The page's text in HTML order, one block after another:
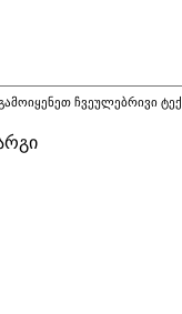
ჩვეულებრივი